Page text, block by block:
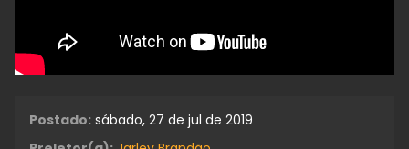
Postado: sábado, 27 de jul de 2019